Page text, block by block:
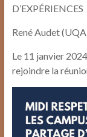
D’EXPÉRIENCES
René Audet
Le 11 janvier
rejoindre la